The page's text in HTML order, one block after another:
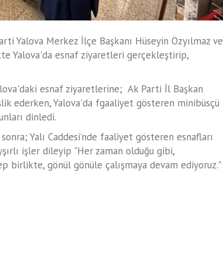
Yalova Merkez İlçe Başkanı Hüseyin Özyılmaz ve
Yalova'da esnaf ziyaretleri gerçekleştirip,
esnaf ziyaretlerine; Ak Parti İl Başkan
ederken, Yalova'da fgaaliyet gösteren minibüsçü
dinledi.
Yalı Caddesi’nde faaliyet gösteren esnafları
işler dileyip "Her zaman olduğu gibi,
birlikte, gönül gönüle çalışmaya devam ediyoruz."